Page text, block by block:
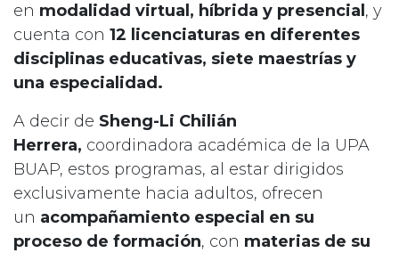
en modalidad virtual, híbrida y presencial , y
cuenta con 12 licenciaturas en diferentes
disciplinas educativas, siete maestrías y
una especialidad.
A decir de Sheng-Li Chilián
Herrera, coordinadora académica de la UPA
BUAP, estos programas, al estar dirigidos
exclusivamente hacia adultos, ofrecen
un acompañamiento especial en su
proceso de formación, con materias de su